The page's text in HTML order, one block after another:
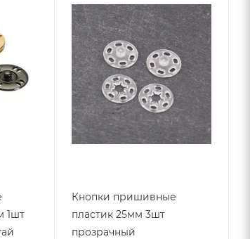
1шт
Кнопки пришивные
пластик 25мм 3шт
прозрачный